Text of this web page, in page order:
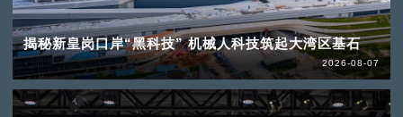
揭秘新皇岗口岸“黑科技” 机械人科技筑起大湾区基石
2026-08-07